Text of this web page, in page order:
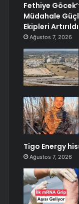
Fethiye
Müdahale
Ekipleri Artırıldı
Ağustos 7, 2026
Tigo Energy
Ağustos 7, 2026